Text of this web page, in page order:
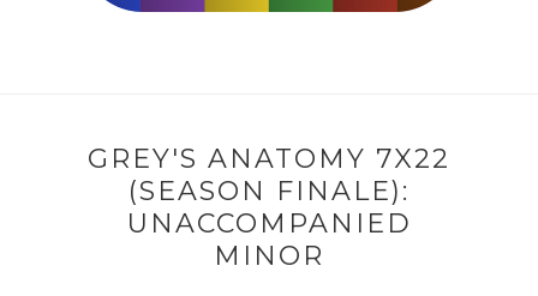
GREY'S ANATOMY 7X22
(SEASON FINALE):
UNACCOMPANIED
MINOR